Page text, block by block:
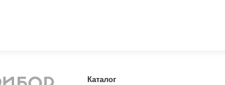
Каталог